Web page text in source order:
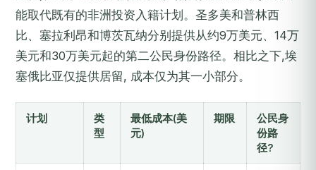
能取代既有的非洲投资入籍计划。圣多美和普林西
比、塞拉利昂和博茨瓦纳分别提供从约9万美元、14万
美元和30万美元起的第二公民身份路径。相比之下,埃
塞俄比亚仅提供居留, 成本仅为其一小部分。
计划
类
型
最低成本(美
元)
期限
公民身
份路
径?